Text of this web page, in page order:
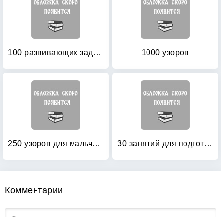
100 развивающих заданий для мальчиков 1000 узоров
250 узоров для мальчиков и девочек 30 занятий для подготовки к школе: Рабочая тетрадь. 4 лет. Часть 1
Комментарии